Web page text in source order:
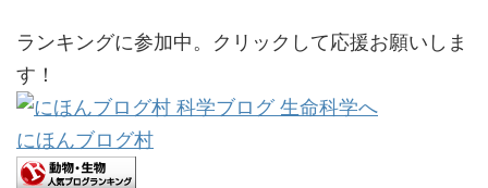
ランキングに参加中。クリックして応援お願いしま
す！
にほんブログ村